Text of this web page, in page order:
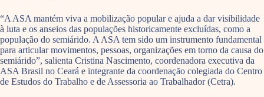
“A ASA mantém viva a mobilização popular e ajuda a dar visibilidade
à luta e os anseios das populações historicamente excluídas, como a
população do semiárido. A ASA tem sido um instrumento fundamental
para articular movimentos, pessoas, organizações em torno da causa do
semiárido”, salienta Cristina Nascimento, coordenadora executiva da
ASA Brasil no Ceará e integrante da coordenação colegiada do Centro
de Estudos do Trabalho e de Assessoria ao Trabalhador (Cetra).